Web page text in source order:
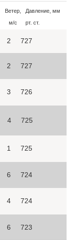
Ветер,
м/с
Давление, мм
рт. ст.
2 727
2 727
3 726
4 725
1 725
6 724
4 724
6 723